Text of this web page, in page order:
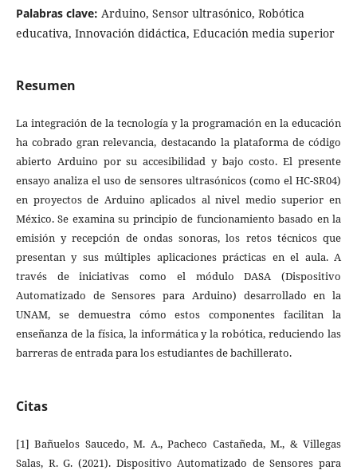
Palabras clave: Arduino, Sensor ultrasónico, Robótica
educativa, Innovación didáctica, Educación media superior
Resumen
La integración de la tecnología y la programación en la educación
ha cobrado gran relevancia, destacando la plataforma de código
abierto Arduino por su accesibilidad y bajo costo. El presente
ensayo analiza el uso de sensores ultrasónicos (como el HC-SR04)
en proyectos de Arduino aplicados al nivel medio superior en
México. Se examina su principio de funcionamiento basado en la
emisión y recepción de ondas sonoras, los retos técnicos que
presentan y sus múltiples aplicaciones prácticas en el aula. A
través de iniciativas como el módulo DASA (Dispositivo
Automatizado de Sensores para Arduino) desarrollado en la
UNAM, se demuestra cómo estos componentes facilitan la
enseñanza de la física, la informática y la robótica, reduciendo las
barreras de entrada para los estudiantes de bachillerato.
Citas
[1] Bañuelos Saucedo, M. A., Pacheco Castañeda, M., & Villegas
Salas, R. G. (2021). Dispositivo Automatizado de Sensores para